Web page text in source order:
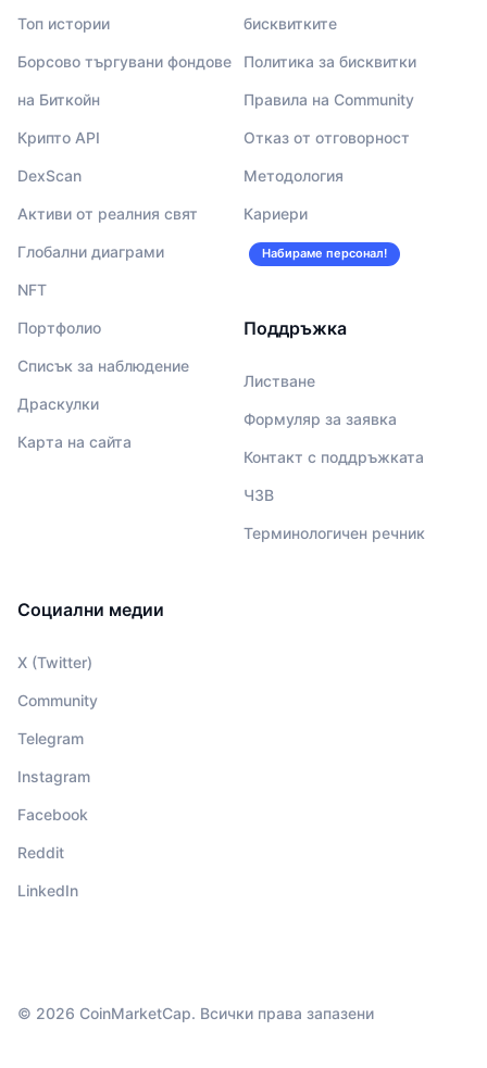
Топ истории
Борсово търгувани фондове
на Биткойн
Крипто API
DexScan
Активи от реалния свят
Глобални диаграми
NFT
Портфолио
Списък за наблюдение
Драскулки
Карта на сайта
бисквитките
Политика за бисквитки
Правила на Community
Отказ от отговорност
Методология
Кариери
Набираме персонал!
Поддръжка
Листване
Формуляр за заявка
Контакт с поддръжката
ЧЗВ
Терминологичен речник
Социални медии
X (Twitter)
Community
Telegram
Instagram
Facebook
Reddit
LinkedIn
© 2026 CoinMarketCap. Всички права запазени